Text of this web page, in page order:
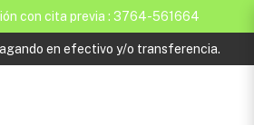
con cita previa : 3764-561664
en efectivo y/o transferencia.